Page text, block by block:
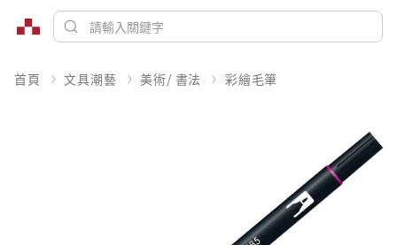
首頁 文具潮藝 美術/ 書法 彩繪毛筆